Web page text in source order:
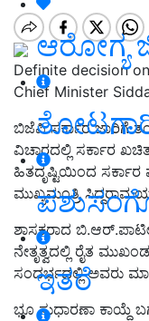
ಆರೋಗ್ಯ
ಇತರೆ
Definite decision
Chief Minister
ಬಿಜೆಪಿ ಸರ್ಕಾರ ಜಾರಿಗೆ
ವಿಚಾರದಲ್ಲಿ ಸರ್ಕಾರ
ಹಿತದೃಷ್ಟಿಯಿಂದ ಸರ್ಕಾರ
ಮುಖ್ಯಮಂತ್ರಿ
ಶಾಸಕರಾದ
ನೇತೃತ್ವದಲ್ಲಿ ರೈತ
ಸಂದರ್ಭದಲ್ಲಿ ಅವರು
ಭೂ ಸುಧಾರಣಾ ಕಾಯ್ದೆ